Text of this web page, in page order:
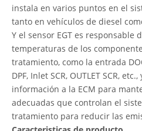
instala en varios puntos en el
tanto en vehículos de diesel
Y el sensor EGT es responsable
temperaturas de los
tratamiento, como la entrada
DPF, Inlet SCR, OUTLET SCR,
información a la ECM para
adecuadas que controlan el
tratamiento para reducir las